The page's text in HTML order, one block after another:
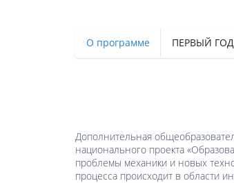
О программе ПЕРВЫЙ ГОД
Дополнительная
национального проекта
проблемы механики и новых
процесса происходит в области